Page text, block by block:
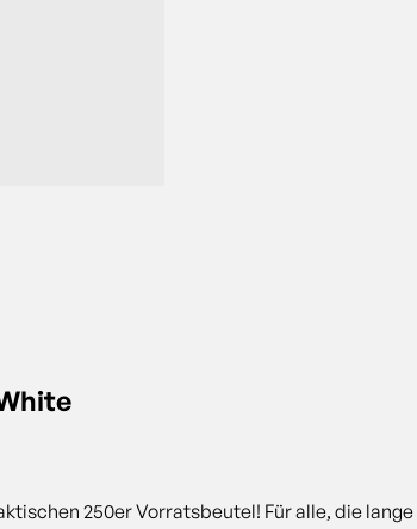
250er Vorratsbeutel! Für alle, die